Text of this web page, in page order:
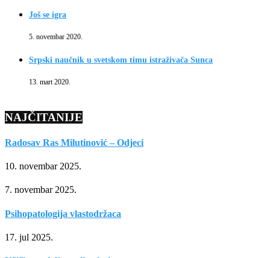
Još se igra
5. novembar 2020.
Srpski naučnik u svetskom timu istraživača Sunca
13. mart 2020.
NAJČITANIJE
Radosav Ras Milutinović – Odjeci
10. novembar 2025.
7. novembar 2025.
Psihopatologija vlastodržaca
17. jul 2025.